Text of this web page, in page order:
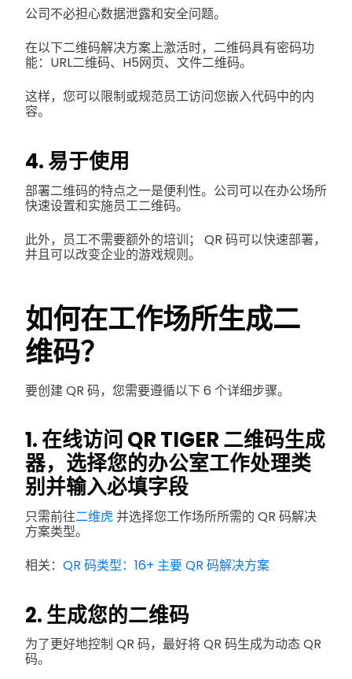
公司不必担心数据泄露和安全问题。
在以下二维码解决方案上激活时，二维码具有密码功
能：URL二维码、H5网页、文件二维码。
这样，您可以限制或规范员工访问您嵌入代码中的内
容。
4. 易于使用
部署二维码的特点之一是便利性。公司可以在办公场所
快速设置和实施员工二维码。
此外，员工不需要额外的培训； QR 码可以快速部署，
并且可以改变企业的游戏规则。
如何在工作场所生成二
维码？
要创建 QR 码，您需要遵循以下 6 个详细步骤。
1. 在线访问 QR TIGER 二维码生成
器，选择您的办公室工作处理类
别并输入必填字段
只需前往二维虎 并选择您工作场所所需的 QR 码解决
方案类型。
相关： QR 码类型：16+ 主要 QR 码解决方案
2. 生成您的二维码
为了更好地控制 QR 码，最好将 QR 码生成为动态 QR
码。